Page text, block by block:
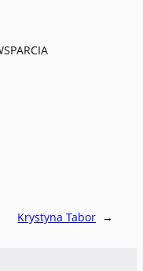
Krystyna Tabor →